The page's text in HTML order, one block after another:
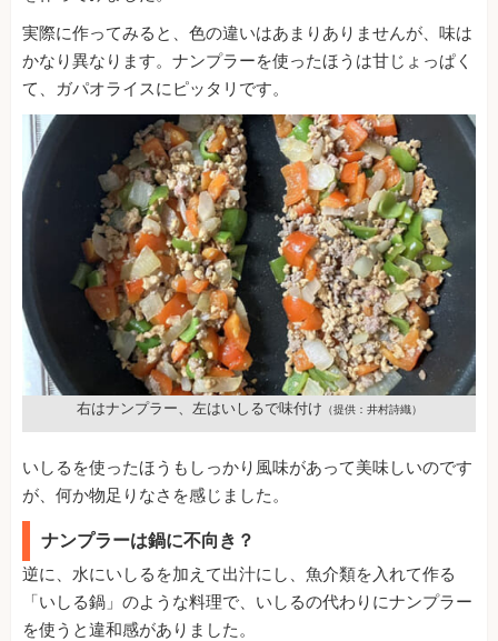
実際に作ってみると、色の違いはあまりありませんが、味は
かなり異なります。ナンプラーを使ったほうは甘じょっぱく
て、ガパオライスにピッタリです。
右はナンプラー、左はいしるで味付け （提供：井村詩織）
いしるを使ったほうもしっかり風味があって美味しいのです
が、何か物足りなさを感じました。
ナンプラーは鍋に不向き？
逆に、水にいしるを加えて出汁にし、魚介類を入れて作る
「いしる鍋」のような料理で、いしるの代わりにナンプラー
を使うと違和感がありました。